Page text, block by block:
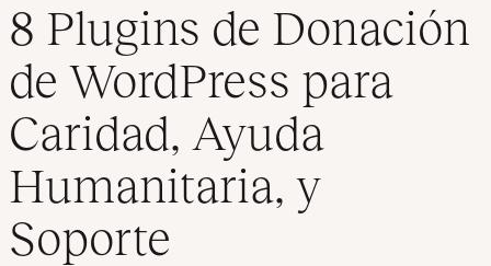
Contacto
8 Plugins de Donación
de WordPress para
Caridad, Ayuda
Humanitaria, y
Soporte